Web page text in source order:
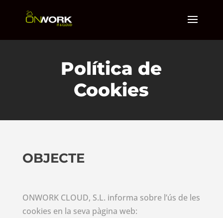
Política de
Cookies
OBJECTE
ONWORK CLOUD, S.L. informa sobre l’ús de les
cookies en la seva pàgina web: